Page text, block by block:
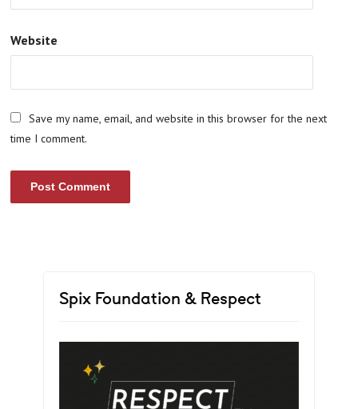
Website
Save my name, email, and website in this browser for the next
time I comment.
Spix Foundation & Respect